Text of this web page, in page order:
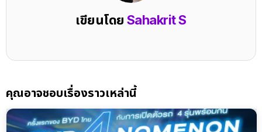
เขียนโดยSahakrit S
คุณอาจชอบเรื่องราวเหล่านี้